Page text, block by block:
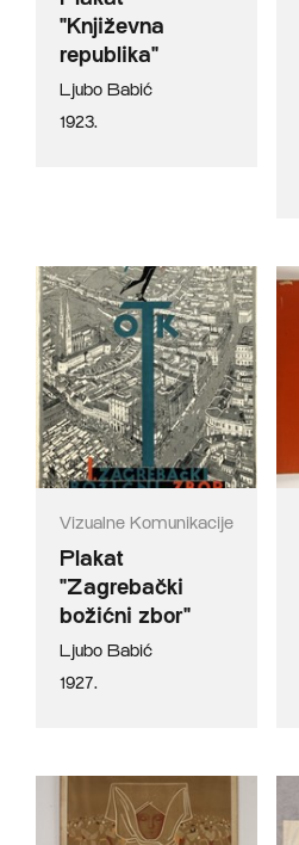
"Književna
republika"
Ljubo Babić
1923.
Vizualne Komunikacije
Plakat
"Zagrebački
božićni zbor"
Ljubo Babić
1927.